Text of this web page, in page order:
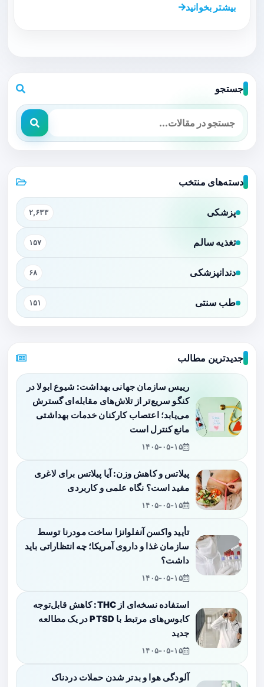
بیشتر بخوانید
جستجو
دسته‌های منتخب
پزشکی ۲,۶۳۳
تغذیه سالم ۱۵۷
دندانپزشکی ۶۸
طب سنتی ۱۵۱
جدیدترین مطالب
رییس سازمان جهانی بهداشت: شیوع ابولا در
کنگو سریع‌تر از تلاش‌های مقابله‌ای گسترش
می‌یابد؛ اعتصاب کارکنان خدمات بهداشتی
مانع کنترل است
۱۴۰۵-۰۵-۱۵
پیلاتس و کاهش وزن: آیا پیلاتس برای لاغری
مفید است؟ نگاه علمی و کاربردی
۱۴۰۵-۰۵-۱۵
تأیید واکسن آنفلوانزا ساخت مودرنا توسط
سازمان غذا و داروی آمریکا؛ چه انتظاراتی باید
داشت؟
۱۴۰۵-۰۵-۱۵
استفاده نسخه‌ای از THC: کاهش قابل‌توجه
کابوس‌های مرتبط با PTSD در یک مطالعه
جدید
۱۴۰۵-۰۵-۱۵
آلودگی هوا و بدتر شدن حملات دردناک